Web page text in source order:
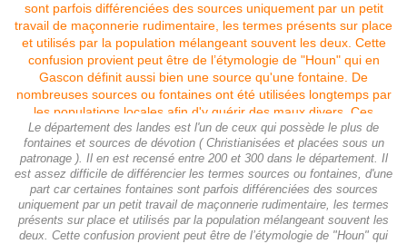
Le département des landes est l'un de ceux qui possède le plus de
fontaines et sources de dévotion ( Christianisées et placées sous un
patronage ). Il en est recensé entre 200 et 300 dans le département. Il
est assez difficile de différencier les termes sources ou fontaines, d'une
part car certaines fontaines sont parfois différenciées des sources
uniquement par un petit travail de maçonnerie rudimentaire, les termes
présents sur place et utilisés par la population mélangeant souvent les
deux. Cette confusion provient peut être de l’étymologie de "Houn" qui